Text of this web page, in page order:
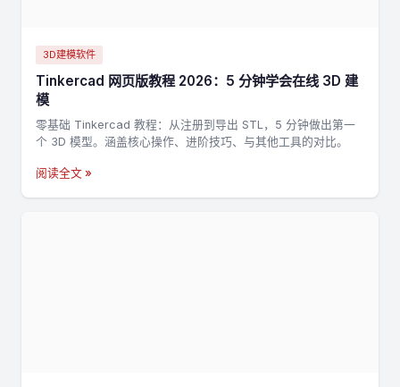
3D建模软件
Tinkercad 网页版教程 2026：5 分钟学会在线 3D 建
模
零基础 Tinkercad 教程：从注册到导出 STL，5 分钟做出第一
个 3D 模型。涵盖核心操作、进阶技巧、与其他工具的对比。
阅读全文 »